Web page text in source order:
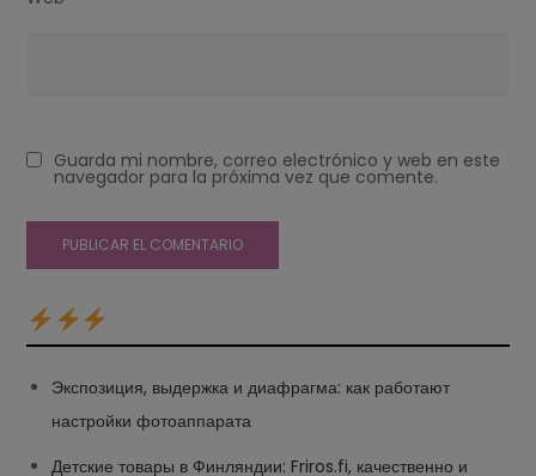
Guarda mi nombre, correo electrónico y web en este
navegador para la próxima vez que comente.
Экспозиция, выдержка и диафрагма: как работают
настройки фотоаппарата
Детские товары в Финляндии: Friros.fi, качественно и